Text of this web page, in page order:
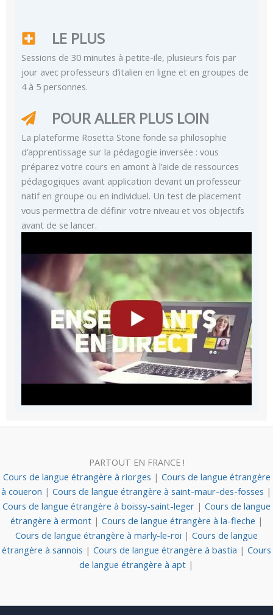
LE PLUS
Sessions de 30 minutes à petite-ile, plusieurs fois par
jour avec professeurs d’italien en ligne et en groupes de
4 à 5 personnes.
POUR ALLER PLUS LOIN
La plateforme Rosetta Stone fonde sa philosophie
d’apprentissage sur la pédagogie inversée : vous
préparez votre cours en amont à l’aide de ressources
pédagogiques avant application devant un professeur
natif en groupe ou en individuel. Un test de placement
vous permettra de définir votre niveau et vos objectifs
avant de se lancer.
PARTOUT EN FRANCE !
Cours de langue étrangère à riorges | Cours de langue étrangère
à coueron | Cours de langue étrangère à saint-maur-des-fosses |
Cours de langue étrangère à boissy-saint-leger | Cours de langue
étrangère à ermont | Cours de langue étrangère à la-fleche |
Cours de langue étrangère à marly-le-roi | Cours de langue
étrangère à sannois | Cours de langue étrangère à bastia | Cours
de langue étrangère à apt |